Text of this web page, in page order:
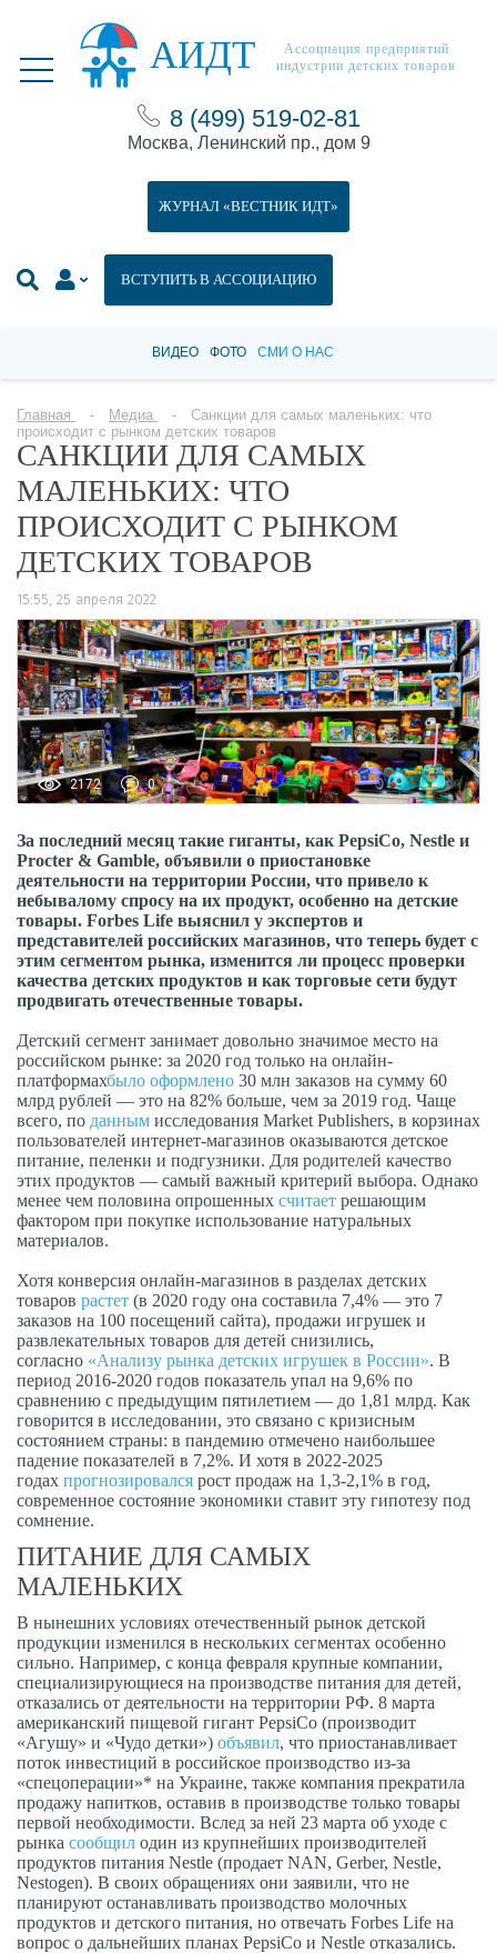
АИДТ
Ассоциация предприятий
индустрии детских товаров
8 (499) 519-02-81
Москва, Ленинский пр., дом 9
ВСТУПИТЬ В АССОЦИАЦИЮ
ЖУРНАЛ «ВЕСТНИК ИДТ»
ВИДЕО ФОТО СМИ О НАС
Главная Медиа
Санкции для самых маленьких: что
происходит с рынком детских товаров
САНКЦИИ ДЛЯ САМЫХ
МАЛЕНЬКИХ: ЧТО
ПРОИСХОДИТ С РЫНКОМ
ДЕТСКИХ ТОВАРОВ
15:55, 25 апреля 2022
2172 0
За последний месяц такие гиганты, как PepsiCo, Nestle и
Procter & Gamble, объявили о приостановке
деятельности на территории России, что привело к
небывалому спросу на их продукт, особенно на детские
товары. Forbes Life выяснил у экспертов и
представителей российских магазинов, что теперь будет с
этим сегментом рынка, изменится ли процесс проверки
качества детских продуктов и как торговые сети будут
продвигать отечественные товары.
Детский сегмент занимает довольно значимое место на
российском рынке: за 2020 год только на онлайн-
платформахбыло оформлено 30 млн заказов на сумму 60
млрд рублей — это на 82% больше, чем за 2019 год. Чаще
всего, по данным исследования Market Publishers, в корзинах
пользователей интернет-магазинов оказываются детское
питание, пеленки и подгузники. Для родителей качество
этих продуктов — самый важный критерий выбора. Однако
менее чем половина опрошенных считает решающим
фактором при покупке использование натуральных
материалов.
Хотя конверсия онлайн-магазинов в разделах детских
товаров растет (в 2020 году она составила 7,4% — это 7
заказов на 100 посещений сайта), продажи игрушек и
развлекательных товаров для детей снизились,
согласно «Анализу рынка детских игрушек в России». В
период 2016-2020 годов показатель упал на 9,6% по
сравнению с предыдущим пятилетием — до 1,81 млрд. Как
говорится в исследовании, это связано с кризисным
состоянием страны: в пандемию отмечено наибольшее
падение показателей в 7,2%. И хотя в 2022-2025
годах прогнозировался рост продаж на 1,3-2,1% в год,
современное состояние экономики ставит эту гипотезу под
сомнение.
ПИТАНИЕ ДЛЯ САМЫХ
МАЛЕНЬКИХ
В нынешних условиях отечественный рынок детской
продукции изменился в нескольких сегментах особенно
сильно. Например, с конца февраля крупные компании,
специализирующиеся на производстве питания для детей,
отказались от деятельности на территории РФ. 8 марта
американский пищевой гигант PepsiCo (производит
«Агушу» и «Чудо детки») объявил, что приостанавливает
поток инвестиций в российское производство из-за
«спецоперации»* на Украине, также компания прекратила
продажу напитков, оставив в производстве только товары
первой необходимости. Вслед за ней 23 марта об уходе с
рынка сообщил один из крупнейших производителей
продуктов питания Nestle (продает NAN, Gerber, Nestle,
Nestogen). В своих обращениях они заявили, что не
планируют останавливать производство молочных
продуктов и детского питания, но отвечать Forbes Life на
вопрос о дальнейших планах PepsiCo и Nestle отказались.